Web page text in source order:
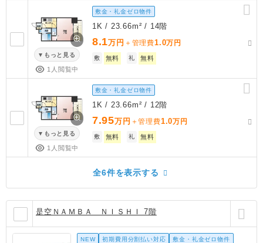
もっと見る
1人閲覧中
敷金・礼金ゼロ物件
1K / 23.66m² / 14階
8.1万円 ＋管理費1.0万円
敷 無料 礼 無料
もっと見る
1人閲覧中
敷金・礼金ゼロ物件
1K / 23.66m² / 12階
7.95万円 ＋管理費1.0万円
敷 無料 礼 無料
全6件を表示する
是空ＮＡＭＢＡ ＮＩＳＨＩ 7階
NEW 初期費用分割払い対応 敷金・礼金ゼロ物件